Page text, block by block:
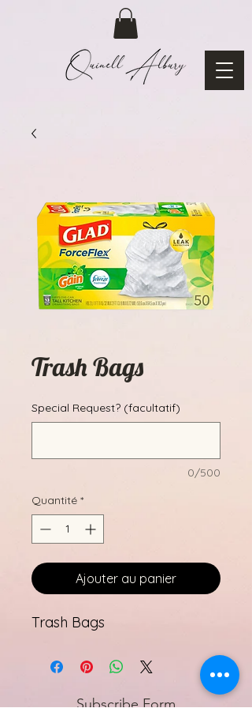
Trash Bags
Special Request? (facultatif)
0/500
Quantité *
Ajouter au panier
Trash Bags
Subscribe Form